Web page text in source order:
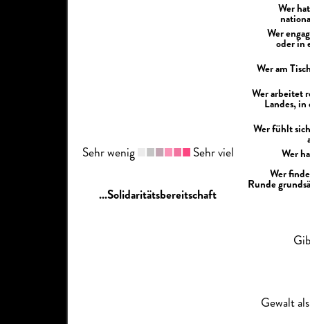
Sehr wenig Sehr viel
...Solidaritätsbereitschaft
Wer
Wer
oder in
Wer am
Wer arbeitet
Landes,
Wer fühlt
Wer
Wer
Runde
Gewalt